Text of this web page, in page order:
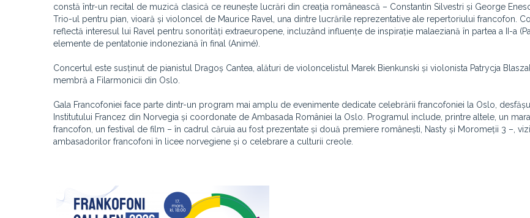
constă într-un recital de muzică clasică ce reunește lucrări din creația românească – Constantin Silvestri și George
Trio-ul pentru pian, vioară și violoncel de Maurice Ravel, una dintre lucrările reprezentative ale repertoriului francofon.
reflectă interesul lui Ravel pentru sonorități extraeuropene, incluzând influențe de inspirație malaeziană în partea a II-a
elemente de pentatonie indoneziană în final (Animé).
Concertul este susținut de pianistul Dragoș Cantea, alături de violoncelistul Marek Bienkunski și violonista Patrycja
membră a Filarmonicii din Oslo.
Gala Francofoniei face parte dintr-un program mai amplu de evenimente dedicate celebrării francofoniei la Oslo,
Institutului Francez din Norvegia și coordonate de Ambasada României la Oslo. Programul include, printre altele, un
francofon, un festival de film – în cadrul căruia au fost prezentate și două premiere românești, Nasty și Moromeții 3 –,
ambasadorilor francofoni în licee norvegiene și o celebrare a culturii creole.